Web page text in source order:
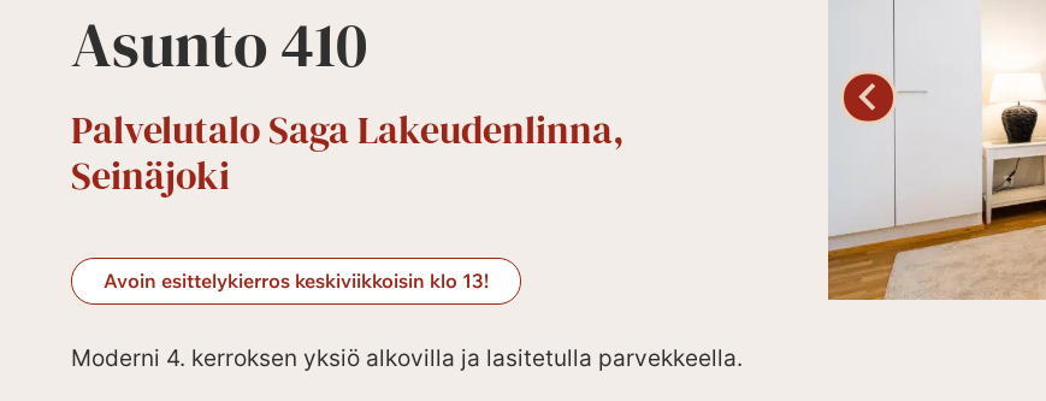
Asunto 410
Palvelutalo Saga Lakeudenlinna,
Seinäjoki
Avoin esittelykierros keskiviikkoisin klo 13!
Moderni 4. kerroksen yksiö alkovilla ja lasitetulla parvekkeella.